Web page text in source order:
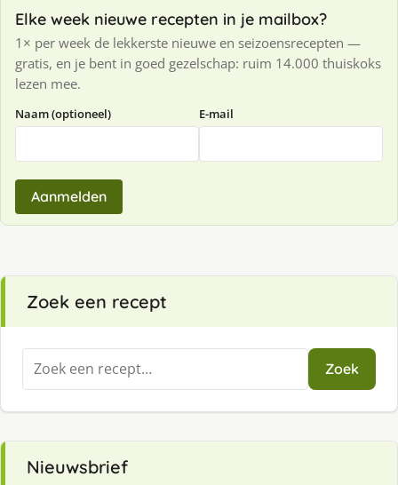
Elke week nieuwe recepten in je mailbox?
1× per week de lekkerste nieuwe en seizoensrecepten —
gratis, en je bent in goed gezelschap: ruim 14.000 thuiskoks
lezen mee.
Naam (optioneel) E-mail
Aanmelden
Zoek een recept
Zoeken
naar:
Zoek
Nieuwsbrief